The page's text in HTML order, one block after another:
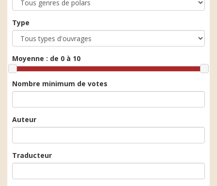
Type
Moyenne : de 0 à 10
Nombre minimum de votes
Auteur
Traducteur